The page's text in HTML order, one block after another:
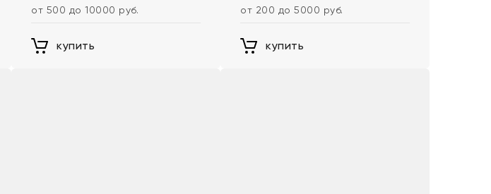
от 500 до 10000 руб.
купить
от 200 до 5000 руб.
купить